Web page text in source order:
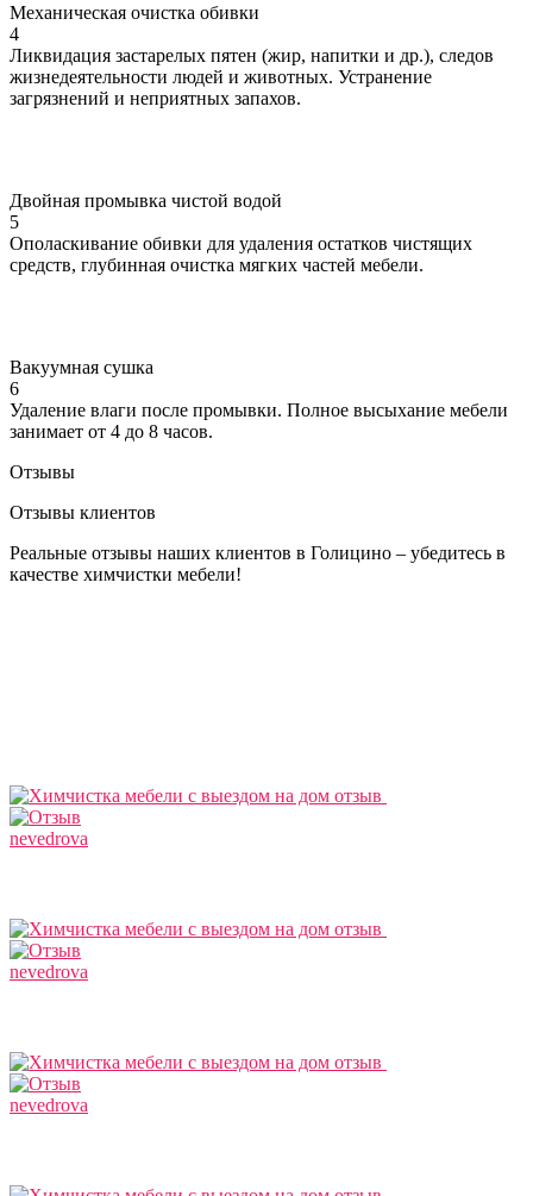
Механическая очистка обивки
4
Ликвидация застарелых пятен (жир, напитки и др.), следов
жизнедеятельности людей и животных. Устранение
загрязнений и неприятных запахов.
Двойная промывка чистой водой
5
Ополаскивание обивки для удаления остатков чистящих
средств, глубинная очистка мягких частей мебели.
Вакуумная сушка
6
Удаление влаги после промывки. Полное высыхание мебели
занимает от 4 до 8 часов.
Отзывы
Отзывы клиентов
Реальные отзывы наших клиентов в Голицино – убедитесь в
качестве химчистки мебели!
nevedrova
nevedrova
nevedrova